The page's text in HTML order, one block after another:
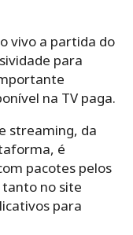
vivo a partida do
para
na TV paga.
streaming, da
é
pacotes pelos
tanto no site
para